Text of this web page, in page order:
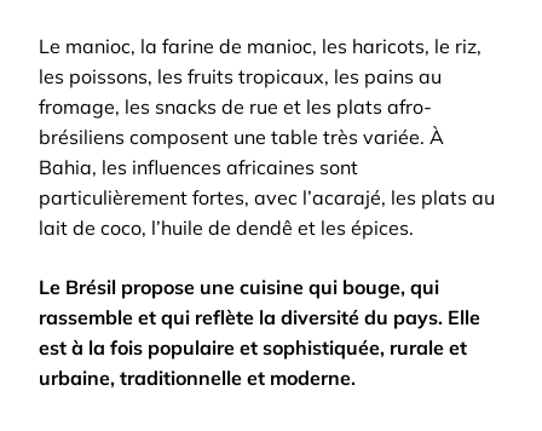
Le manioc, la farine de manioc, les haricots, le riz,
les poissons, les fruits tropicaux, les pains au
fromage, les snacks de rue et les plats afro-
brésiliens composent une table très variée. À
Bahia, les influences africaines sont
particulièrement fortes, avec l’acarajé, les plats au
lait de coco, l’huile de dendê et les épices.
Le Brésil propose une cuisine qui bouge, qui
rassemble et qui reflète la diversité du pays. Elle
est à la fois populaire et sophistiquée, rurale et
urbaine, traditionnelle et moderne.